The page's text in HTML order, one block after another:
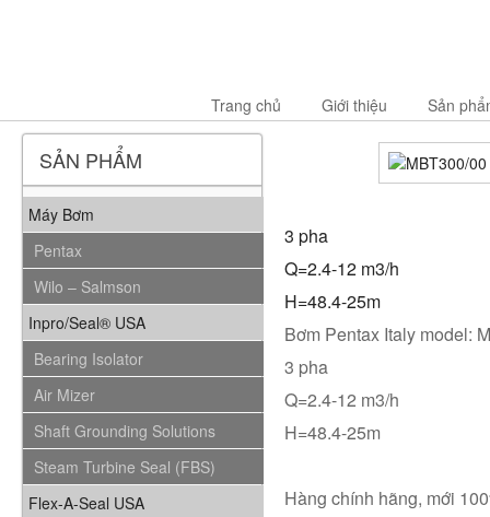
Trang chủ Giới thiệu Sản
SẢN PHẨM
Máy Bơm
Pentax
Wilo – Salmson
Inpro/Seal® USA
Bearing Isolator
Air Mizer
Shaft Grounding Solutions
Steam Turbine Seal (FBS)
Flex-A-Seal USA
3 pha
Q=2.4-12 m3/h
H=48.4-25m
Bơm Pentax Italy model:
3 pha
Q=2.4-12 m3/h
H=48.4-25m
Hàng chính hãng, mới